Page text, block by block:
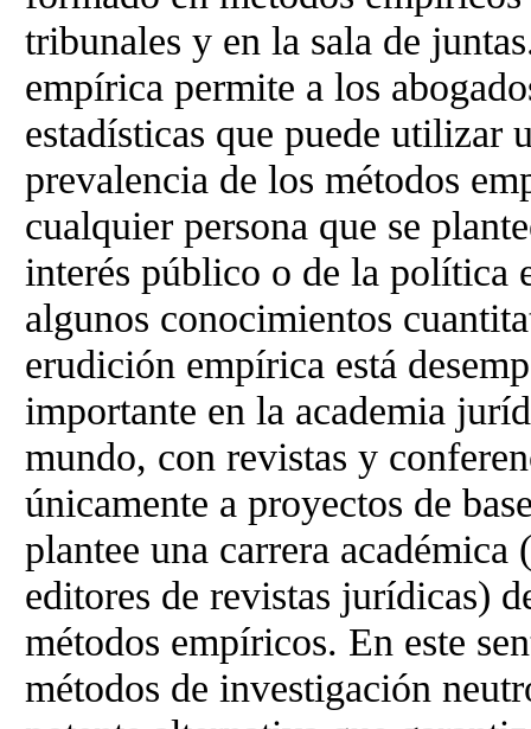
tribunales y en la sala de
empírica permite a los
estadísticas que puede utilizar
prevalencia de los métodos
cualquier persona que se
interés público o de la política
algunos conocimientos
erudición empírica está
importante en la academia
mundo, con revistas y
únicamente a proyectos de
plantee una carrera
editores de revistas jurídicas)
métodos empíricos. En este
métodos de investigación